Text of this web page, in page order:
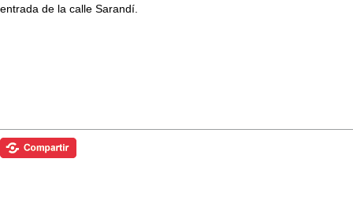
entrada de la calle Sarandí.